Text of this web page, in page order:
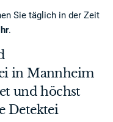
Sie täglich in der Zeit
.
in Mannheim
und höchst
Detektei